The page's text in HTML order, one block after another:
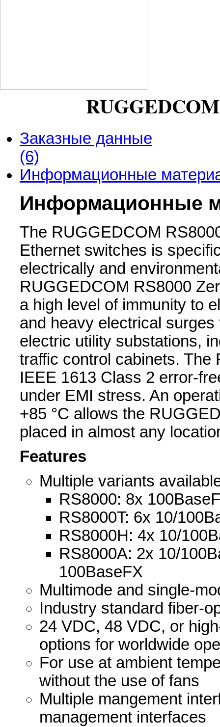
Заказные данные
(6)
Информационные
Информационные
The RUGGEDCOM
Ethernet switches is
electrically and
RUGGEDCOM RS8000
a high level of immunity to
and heavy electrical
electric utility substations,
traffic control cabinets.
IEEE 1613 Class 2 error-
under EMI stress. An
+85 °C allows the
placed in almost any
Features
Multiple variants
RS8000: 8x
RS8000T: 6x 10/
RS8000H: 4x 10/
RS8000A: 2x 10/
100BaseFX
Multimode and single-
Industry standard fiber-
24 VDC, 48 VDC, or
options for worldwide
For use at ambient
without the use of fans
Multiple mangement
management interfaces